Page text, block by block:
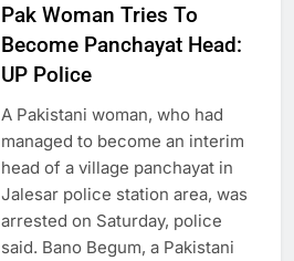
Pak Woman Tries To
Become Panchayat Head:
UP Police
A Pakistani woman, who had
managed to become an interim
head of a village panchayat in
Jalesar police station area, was
arrested on Saturday, police
said. Bano Begum, a Pakistani
उत्तर प्रदेश में गांवों में बढ़ेंगी सुविधाएं: 67%
बढ़ा पंचायतों का बजट
गाजा युद्धविराम को लेकर बड़ी खबरें